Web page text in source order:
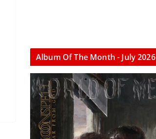
Album Of The Month - July 2026